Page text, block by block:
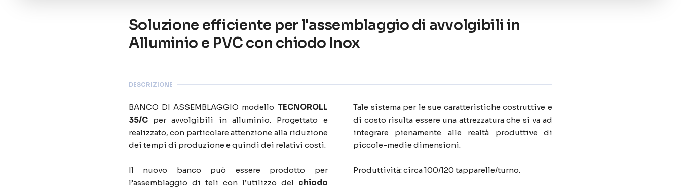
Soluzione efficiente per l'assemblaggio di avvolgibili in
Alluminio e PVC con chiodo Inox
DESCRIZIONE
BANCO DI ASSEMBLAGGIO modello TECNOROLL
35/C per avvolgibili in alluminio. Progettato e
realizzato, con particolare attenzione alla riduzione
dei tempi di produzione e quindi dei relativi costi.
Il nuovo banco può essere prodotto per
l’assemblaggio di teli con l’utilizzo del chiodo
Tale sistema per le sue caratteristiche costruttive e
di costo risulta essere una attrezzatura che si va ad
integrare pienamente alle realtà produttive di
piccole-medie dimensioni.
Produttività: circa 100/120 tapparelle/turno.